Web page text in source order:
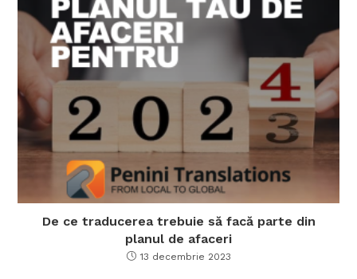
De ce traducerea trebuie să facă parte din
planul de afaceri
13 decembrie 2023